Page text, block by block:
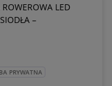
LED
–
PRYWATNA